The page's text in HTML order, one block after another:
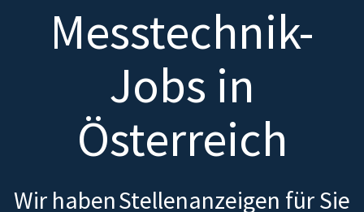
Messtechnik-
Jobs in
Österreich
Wir habenStellenanzeigen für Sie